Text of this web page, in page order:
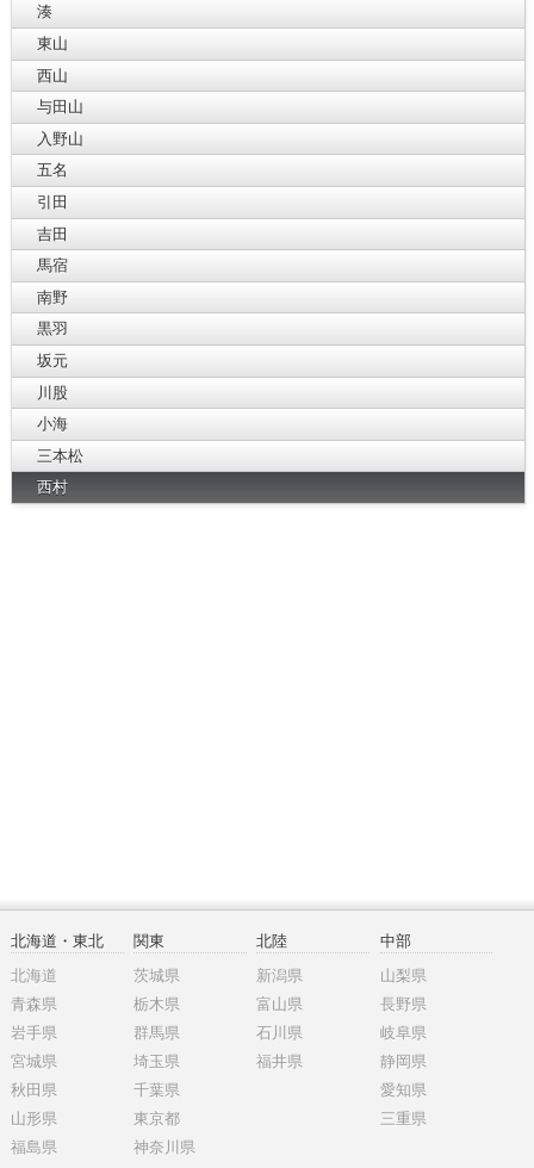
湊
東山
西山
与田山
入野山
五名
引田
吉田
馬宿
南野
黒羽
坂元
川股
小海
三本松
西村
北海道・東北
北海道
青森県
岩手県
宮城県
秋田県
山形県
福島県
関東
茨城県
栃木県
群馬県
埼玉県
千葉県
東京都
神奈川県
北陸
新潟県
富山県
石川県
福井県
中部
山梨県
長野県
岐阜県
静岡県
愛知県
三重県